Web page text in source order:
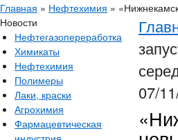
Главная » Нефтехимия »
Новости
Нефтегазопереработка
Химикаты
Нефтехимия
Полимеры
Лаки, краски
Агрохимия
Фармацевтическая
07/